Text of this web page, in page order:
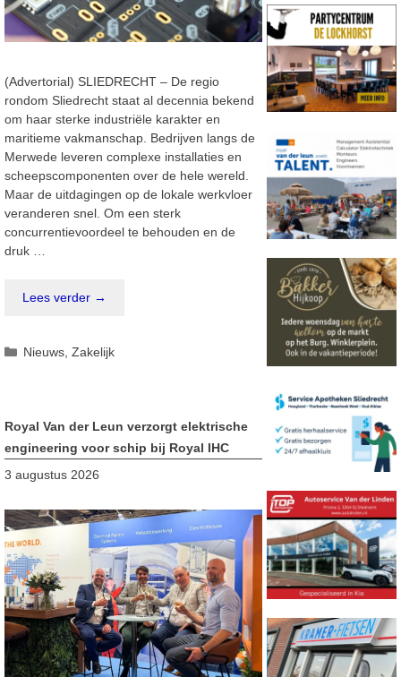
(Advertorial) SLIEDRECHT – De regio
rondom Sliedrecht staat al decennia bekend
om haar sterke industriële karakter en
maritieme vakmanschap. Bedrijven langs de
Merwede leveren complexe installaties en
scheepscomponenten over de hele wereld.
Maar de uitdagingen op de lokale werkvloer
veranderen snel. Om een sterk
concurrentievoordeel te behouden en de
druk …
Lees verder →
Categorieën
Nieuws,Zakelijk
Royal Van der Leun verzorgt elektrische
engineering voor schip bij Royal IHC
3 augustus 2026